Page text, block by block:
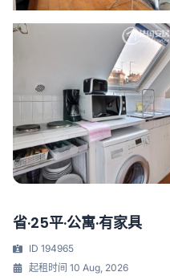
省·25平·公寓·有家具
ID 194965
起租时间 10 Aug, 2026